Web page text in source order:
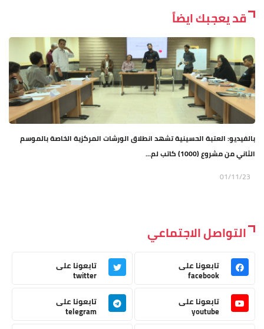
قد يعجبك ايضاً
بالفيديو: العتبة الحسينية تشهد انطلاق الورشات المركزية الخاصة بالموسم
الثاني من مشروع (1000) كاتب لم...
01/11/23
التواصل الاجتماعي
تابعونا على
facebook
تابعونا على
twitter
تابعونا على
youtube
تابعونا على
telegram